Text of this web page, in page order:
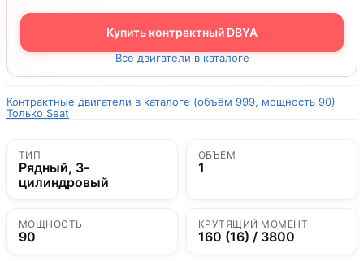
Купить контрактный DBYA
Все двигатели в каталоге
Контрактные двигатели в каталоге (объём 999, мощность 90)
Только Seat
ТИП
Рядный, 3-
цилиндровый
ОБЪЁМ
1
МОЩНОСТЬ
90
КРУТЯЩИЙ МОМЕНТ
160 (16) / 3800